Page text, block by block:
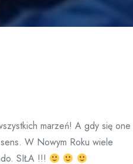
marzeń! A gdy się one
W Nowym Roku wiele
SIŁA !!!